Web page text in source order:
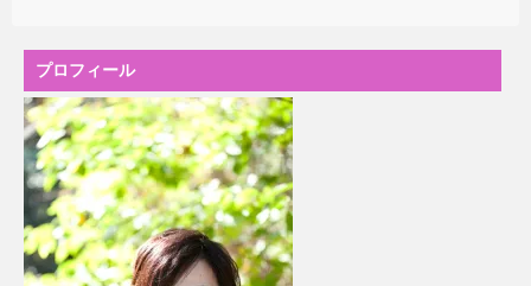
プロフィール